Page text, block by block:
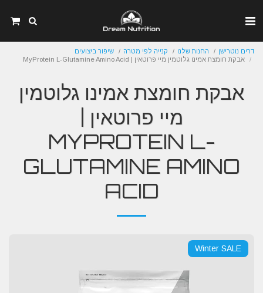
דרים נוטרישן החנות שלנו קנייה לפי מטרה
שיפור ביצועים
אבקת חומצת אמינו גלוטמין מיי פרוטאין | MyProtein L-Glutamine Amino Acid
אבקת חומצת אמינו גלוטמין
מיי פרוטאין |
MYPROTEIN L-
GLUTAMINE AMINO
ACID
Winter SALE